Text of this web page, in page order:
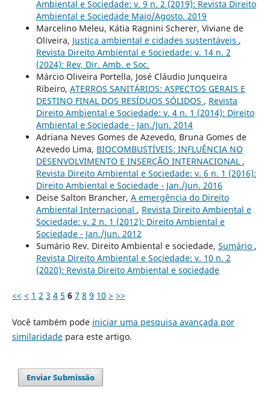
Ambiental e Sociedade: v. 9 n. 2 (2019): Revista Direito
Ambiental e Sociedade Maio/Agosto. 2019
Marcelino Meleu, Kátia Ragnini Scherer, Viviane de
Oliveira, Justiça ambiental e cidades sustentáveis ,
Revista Direito Ambiental e Sociedade: v. 14 n. 2
(2024): Rev, Dir. Amb. e Soc.
Márcio Oliveira Portella, José Cláudio Junqueira
Ribeiro, ATERROS SANITÁRIOS: ASPECTOS GERAIS E
DESTINO FINAL DOS RESÍDUOS SÓLIDOS , Revista
Direito Ambiental e Sociedade: v. 4 n. 1 (2014): Direito
Ambiental e Sociedade - Jan./Jun. 2014
Adriana Neves Gomes de Azevedo, Bruna Gomes de
Azevedo Lima, BIOCOMBUSTÍVEIS: INFLUÊNCIA NO
DESENVOLVIMENTO E INSERÇÃO INTERNACIONAL ,
Revista Direito Ambiental e Sociedade: v. 6 n. 1 (2016):
Direito Ambiental e Sociedade - Jan./Jun. 2016
Deise Salton Brancher, A emergência do Direito
Ambiental Internacional , Revista Direito Ambiental e
Sociedade: v. 2 n. 1 (2012): Direito Ambiental e
Sociedade - Jan./Jun. 2012
Sumário Rev. Direito Ambiental e sociedade, Sumário ,
Revista Direito Ambiental e Sociedade: v. 10 n. 2
(2020): Revista Direito Ambiental e sociedade
<< < 1 2 3 4 5 6 7 8 9 10 > >>
Você também pode iniciar uma pesquisa avançada por
similaridadepara este artigo.
Enviar Submissão